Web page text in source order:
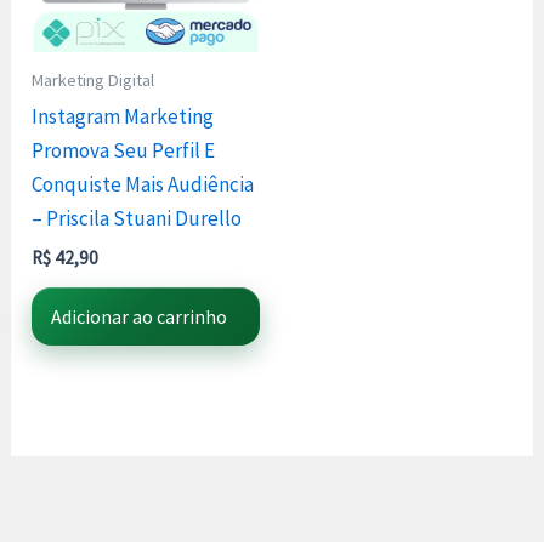
Marketing Digital
Instagram Marketing
Promova Seu Perfil E
Conquiste Mais Audiência
– Priscila Stuani Durello
R$ 42,90
Adicionar ao carrinho